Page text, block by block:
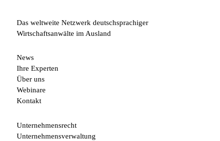
Das weltweite Netzwerk deutschsprachiger
Wirtschaftsanwälte im Ausland
News
Ihre Experten
Über uns
Webinare
Kontakt
Unternehmensrecht
Unternehmensverwaltung